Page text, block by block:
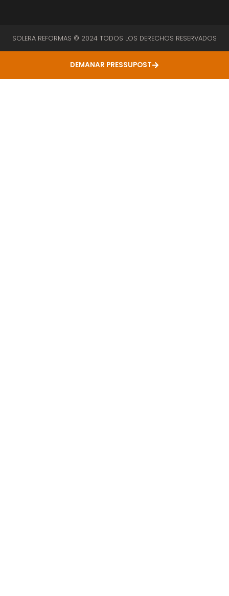
SOLERA REFORMAS © 2024 TODOS LOS DERECHOS RESERVADOS
DEMANAR PRESSUPOST